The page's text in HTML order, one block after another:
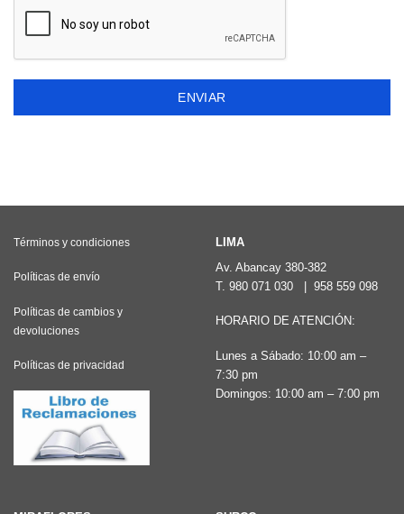
ENVIAR
Términos y condiciones
Políticas de envío
Políticas de cambios y
devoluciones
Políticas de privacidad
LIMA
Av. Abancay 380-382
T. 980 071 030 | 958 559 098
HORARIO DE ATENCIÓN:
Lunes a Sábado: 10:00 am –
7:30 pm
Domingos: 10:00 am – 7:00 pm